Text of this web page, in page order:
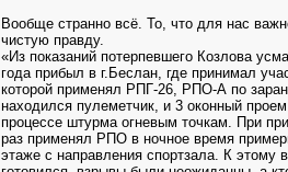
Вообще странно всё. То, что для нас
чистую правду.
«Из показаний потерпевшего Козлова
года прибыл в г.Беслан, где принимал
которой применял РПГ-26, РПО-А по
находился пулеметчик, и 3 оконный
процессе штурма огневым точкам. При
раз применял РПО в ночное время
этаже с направления спортзала. К